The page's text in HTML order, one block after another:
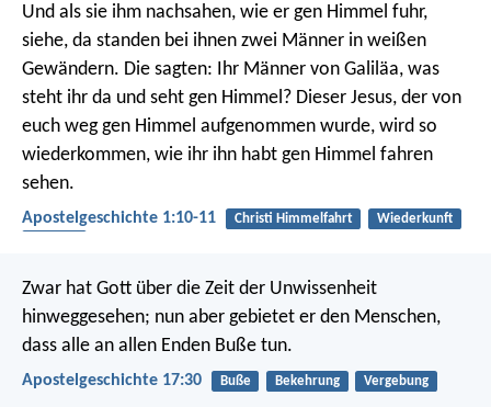
Und als sie ihm nachsahen, wie er gen Himmel fuhr,
siehe, da standen bei ihnen zwei Männer in weißen
Gewändern. Die sagten: Ihr Männer von Galiläa, was
steht ihr da und seht gen Himmel? Dieser Jesus, der von
euch weg gen Himmel aufgenommen wurde, wird so
wiederkommen, wie ihr ihn habt gen Himmel fahren
sehen.
Apostelgeschichte 1:10-11 Christi Himmelfahrt
Wiederkunft
Zwar hat Gott über die Zeit der Unwissenheit
hinweggesehen; nun aber gebietet er den Menschen,
dass alle an allen Enden Buße tun.
Apostelgeschichte 17:30 Buße Bekehrung Vergebung